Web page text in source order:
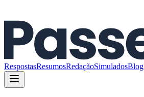
RespostasResumosRedaçãoSimuladosBlog